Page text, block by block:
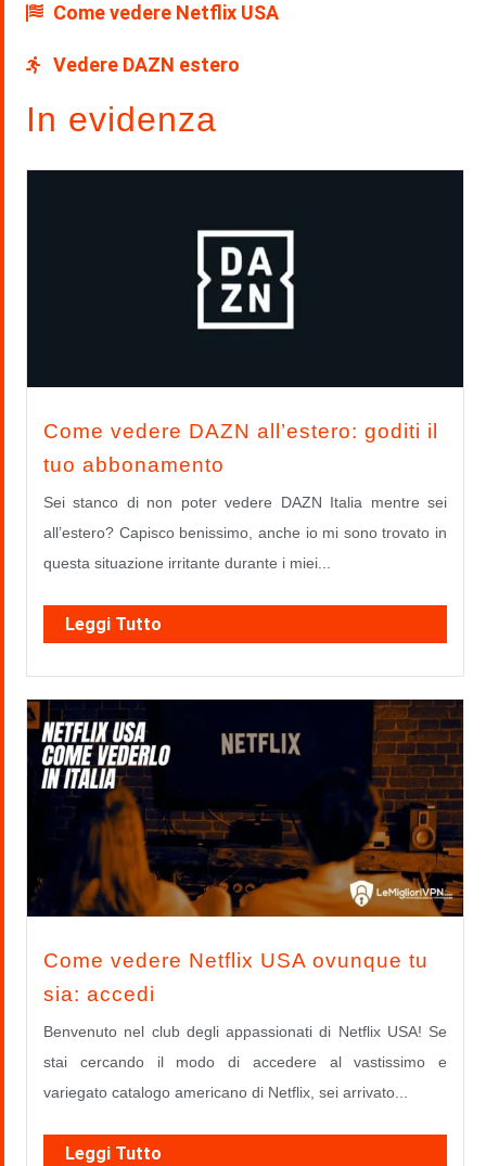
Come vedere Netflix USA
Vedere DAZN estero
In evidenza
Come vedere DAZN all’estero: goditi il
tuo abbonamento
Sei stanco di non poter vedere DAZN Italia mentre sei
all’estero? Capisco benissimo, anche io mi sono trovato in
questa situazione irritante durante i miei...
Leggi Tutto
Come vedere Netflix USA ovunque tu
sia: accedi
Benvenuto nel club degli appassionati di Netflix USA! Se
stai cercando il modo di accedere al vastissimo e
variegato catalogo americano di Netflix, sei arrivato...
Leggi Tutto